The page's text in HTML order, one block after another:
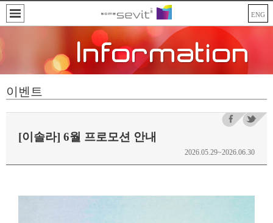
ENG
이벤트
[이솔라] 6월 프로모션 안내
2026.05.29~2026.06.30